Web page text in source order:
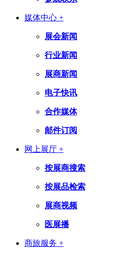
媒体中心 +
展会新闻
行业新闻
展商新闻
电子快讯
合作媒体
邮件订阅
网上展厅 +
按展商搜索
按展品检索
展商视频
医展播
商旅服务 +